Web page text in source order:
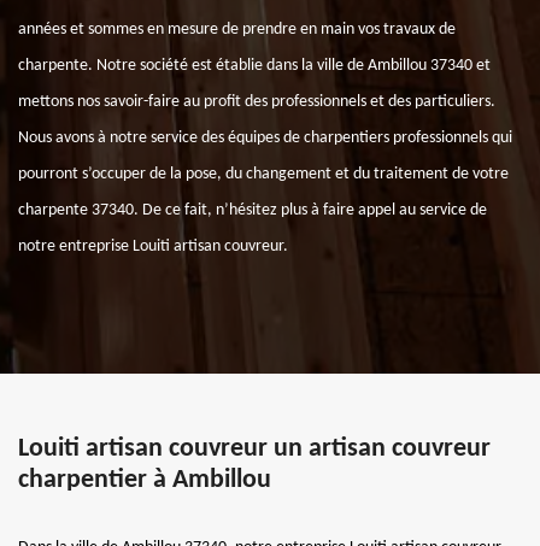
années et sommes en mesure de prendre en main vos travaux de
charpente. Notre société est établie dans la ville de Ambillou 37340 et
mettons nos savoir-faire au profit des professionnels et des particuliers.
Nous avons à notre service des équipes de charpentiers professionnels qui
pourront s’occuper de la pose, du changement et du traitement de votre
charpente 37340. De ce fait, n’hésitez plus à faire appel au service de
notre entreprise Louiti artisan couvreur.
Louiti artisan couvreur un artisan couvreur
charpentier à Ambillou